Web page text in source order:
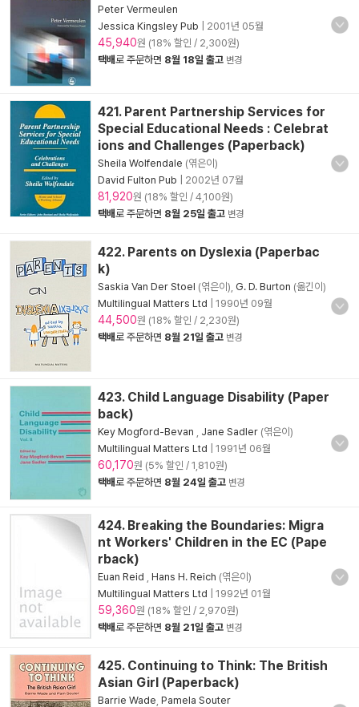
Peter Vermeulen
Jessica Kingsley Pub
2001년 05월
45,940원 (18% 할인 / 2,300원)
택배로 주문하면 8월 18일 출고 변경
421. Parent Partnership Services for
Special Educational Needs : Celebrat
ions and Challenges (Paperback)
Sheila Wolfendale (엮은이)
David Fulton Pub
2002년 07월
81,920원 (18% 할인 / 4,100원)
택배로 주문하면 8월 25일 출고 변경
422. Parents on Dyslexia (Paperbac
k)
Saskia Van Der Stoel (엮은이), G. D. Burton (옮긴이)
Multilingual Matters Ltd
1990년 09월
44,500원 (18% 할인 / 2,230원)
택배로 주문하면 8월 21일 출고 변경
423. Child Language Disability (Paper
back)
Key Mogford-Bevan Jane Sadler (엮은이)
Multilingual Matters Ltd
1991년 06월
60,170원 (5% 할인 / 1,810원)
택배로 주문하면 8월 24일 출고 변경
424. Breaking the Boundaries: Migra
nt Workers' Children in the EC (Pape
rback)
Euan Reid Hans H. Reich (엮은이)
Multilingual Matters Ltd
1992년 01월
59,360원 (18% 할인 / 2,970원)
택배로 주문하면 8월 21일 출고 변경
425. Continuing to Think: The British
Asian Girl (Paperback)
Barrie Wade Pamela Souter